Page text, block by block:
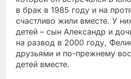
в брак в 1985 году и на
счастливо жили вместе. У
детей – сын Александр и
на развод в 2000 году,
друзьями и по-прежнему
детей вместе.